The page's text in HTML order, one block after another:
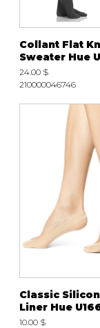
Collant Flat
Sweater Hue
24.00 $
210000046746
Classic
Liner Hue
10.00 $